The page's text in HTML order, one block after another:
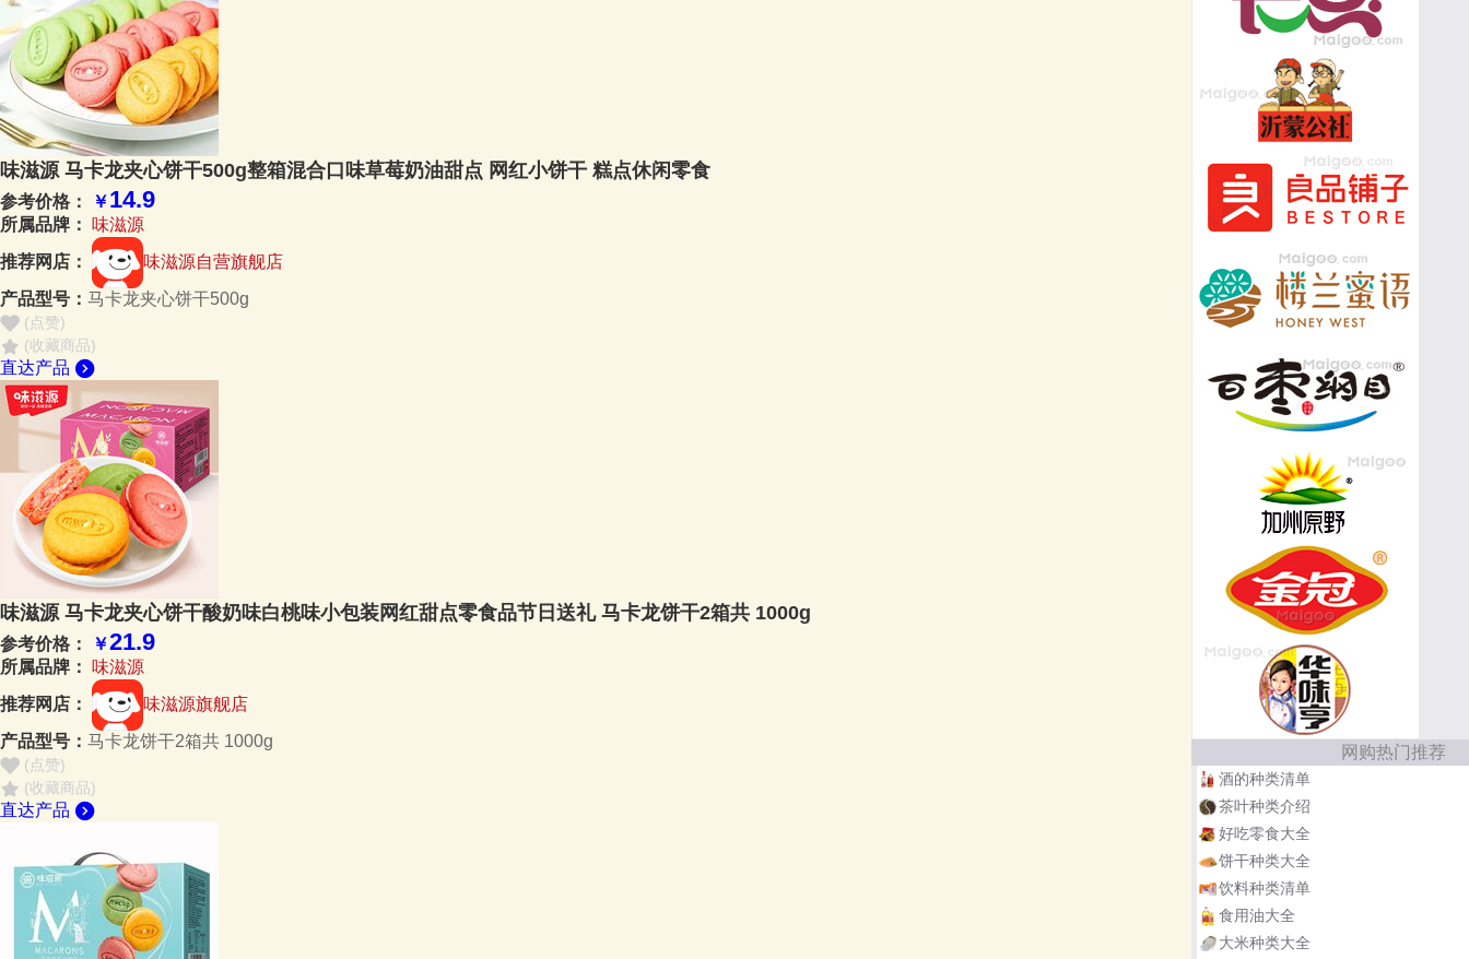
味滋源 马卡龙夹心饼干500g整箱混合口味草莓奶油甜点 网红小饼干 糕点休闲零食
参考价格： ￥14.9
所属品牌：
味滋源
推荐网店：
味滋源自营旗舰店
产品型号： 马卡龙夹心饼干500g
(点赞)
(收藏商品)
直达产品
味滋源 马卡龙夹心饼干酸奶味白桃味小包装网红甜点零食品节日送礼 马卡龙饼干2箱共 1000g
参考价格： ￥21.9
所属品牌：
味滋源
推荐网店：
味滋源旗舰店
产品型号： 马卡龙饼干2箱共 1000g
(点赞)
(收藏商品)
直达产品
网购热门推荐
酒的种类清单
茶叶种类介绍
好吃零食大全
饼干种类大全
饮料种类清单
食用油大全
大米种类大全